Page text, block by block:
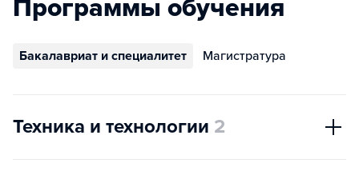
Программы обучения
Бакалавриат и специалитет Магистратура
Техника и технологии 2